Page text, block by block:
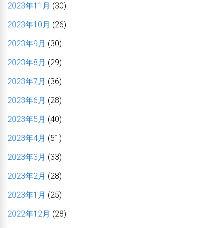
2023年11月 (30)
2023年10月 (26)
2023年9月 (30)
2023年8月 (29)
2023年7月 (36)
2023年6月 (28)
2023年5月 (40)
2023年4月 (51)
2023年3月 (33)
2023年2月 (28)
2023年1月 (25)
2022年12月 (28)